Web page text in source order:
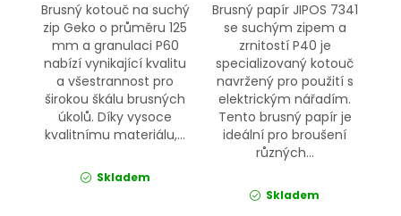
Brusný kotouč na suchý
zip Geko o průměru 125
mm a granulaci P60
nabízí vynikající kvalitu
a všestrannost pro
širokou škálu brusných
úkolů. Díky vysoce
kvalitnímu materiálu,...
Skladem
Brusný papír JIPOS 7341
se suchým zipem a
zrnitostí P40 je
specializovaný kotouč
navržený pro použití s
elektrickým nářadím.
Tento brusný papír je
ideální pro broušení
různých...
Skladem